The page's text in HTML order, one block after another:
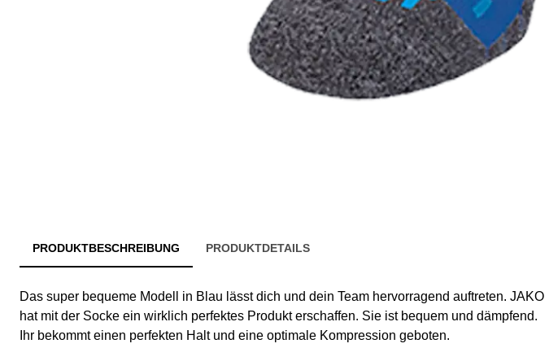
PRODUKTBESCHREIBUNG PRODUKTDETAILS
Das super bequeme Modell in Blau lässt dich und dein Team hervorragend auftreten. JAKO
hat mit der Socke ein wirklich perfektes Produkt erschaffen. Sie ist bequem und dämpfend.
Ihr bekommt einen perfekten Halt und eine optimale Kompression geboten.